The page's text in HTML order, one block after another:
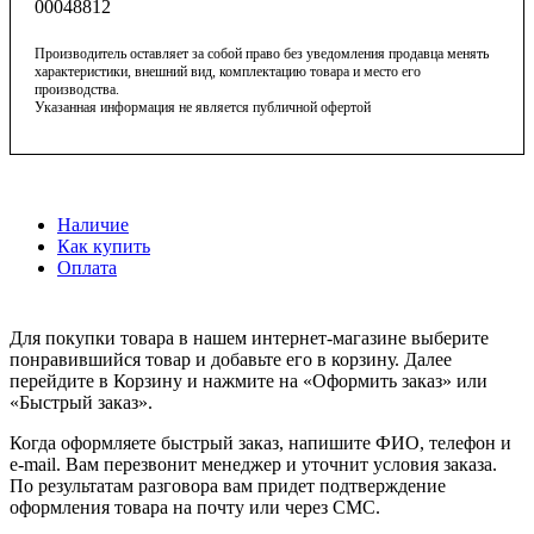
00048812
Производитель оставляет за собой право без уведомления продавца менять
характеристики, внешний вид, комплектацию товара и место его
производства.
Указанная информация не является публичной офертой
Наличие
Как купить
Оплата
Для покупки товара в нашем интернет-магазине выберите
понравившийся товар и добавьте его в корзину. Далее
перейдите в Корзину и нажмите на «Оформить заказ» или
«Быстрый заказ».
Когда оформляете быстрый заказ, напишите ФИО, телефон и
e-mail. Вам перезвонит менеджер и уточнит условия заказа.
По результатам разговора вам придет подтверждение
оформления товара на почту или через СМС.